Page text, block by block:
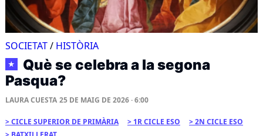
SOCIETAT/ HISTÒRIA
★
Què se celebra a la segona
Pasqua?
LAURA CUESTA 25 DE MAIG DE 2026 · 6:00
CICLE SUPERIOR DE PRIMÀRIA 1R CICLE ESO
2N CICLE ESO